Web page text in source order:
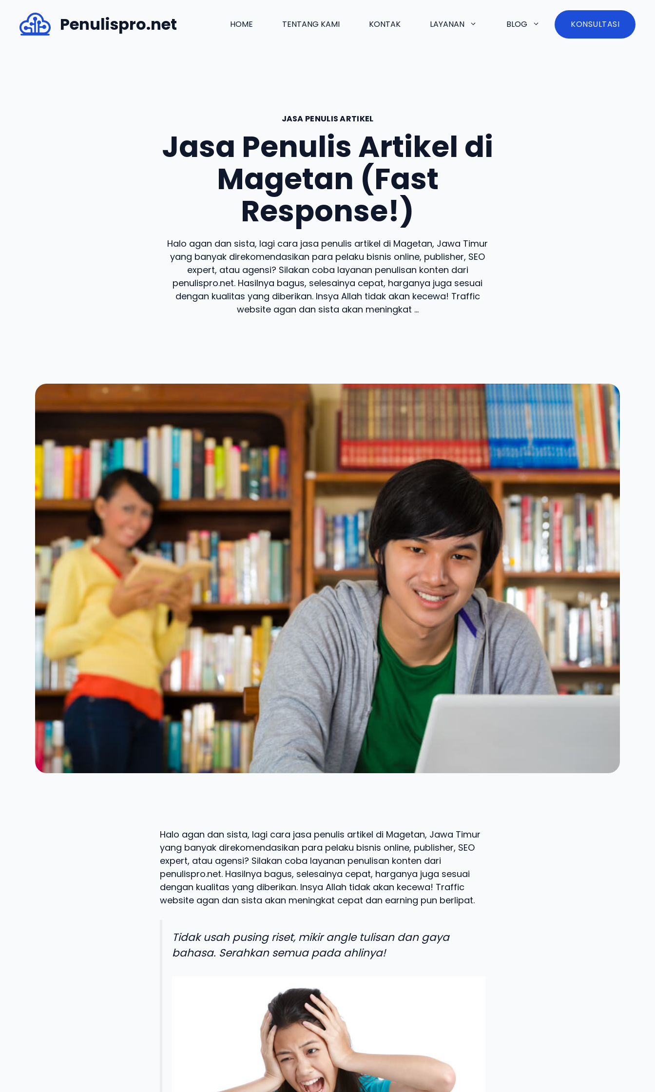
content
Penulispro.net HOME TENTANG KAMI KONTAK LAYANAN BLOG KONSULTASI
JASA PENULIS ARTIKEL
Jasa Penulis Artikel di
Magetan (Fast
Response!)
Halo agan dan sista, lagi cara jasa penulis artikel di Magetan, Jawa Timur
yang banyak direkomendasikan para pelaku bisnis online, publisher, SEO
expert, atau agensi? Silakan coba layanan penulisan konten dari
penulispro.net. Hasilnya bagus, selesainya cepat, harganya juga sesuai
dengan kualitas yang diberikan. Insya Allah tidak akan kecewa! Traffic
website agan dan sista akan meningkat ...
Halo agan dan sista, lagi cara jasa penulis artikel di Magetan, Jawa Timur
yang banyak direkomendasikan para pelaku bisnis online, publisher, SEO
expert, atau agensi? Silakan coba layanan penulisan konten dari
penulispro.net. Hasilnya bagus, selesainya cepat, harganya juga sesuai
dengan kualitas yang diberikan. Insya Allah tidak akan kecewa! Traffic
website agan dan sista akan meningkat cepat dan earning pun berlipat.
Tidak usah pusing riset, mikir angle tulisan dan gaya
bahasa. Serahkan semua pada ahlinya!